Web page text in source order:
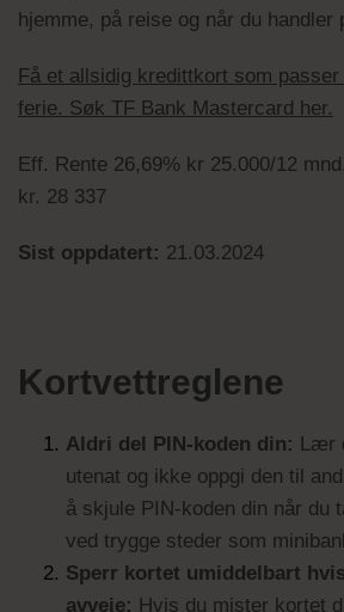
hjemme, på reise og når du handler
Få et allsidig kredittkort som passer
ferie. Søk TF Bank Mastercard her.
Eff. Rente 26,69% kr 25.000/12
kr. 28 337
Sist oppdatert: 21.03.2024
Kortvettreglene
Aldri del PIN-koden din: Lær
utenat og ikke oppgi den til
å skjule PIN-koden din når du
ved trygge steder som
Sperr kortet umiddelbart
avveie: Hvis du mister kortet